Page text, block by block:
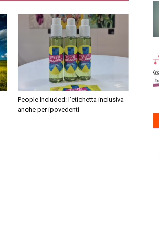
People Included: l’etichetta inclusiva
anche per ipovedenti